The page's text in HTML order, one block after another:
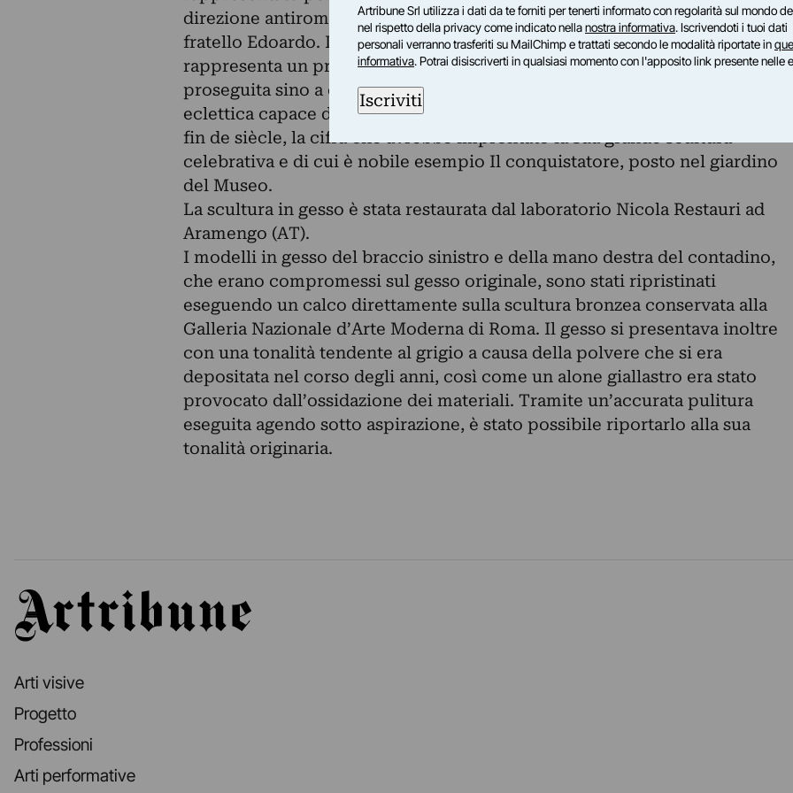
direzione antiromantica, in stretto parallelo con le scelte letterarie del
fratello Edoardo. In questa prospettiva il modello conservato alla GAM
rappresenta un primo, originale esito di una ricerca che sarebbe
proseguita sino a condurre lo scultore a maturare una peculiare cultura
eclettica capace di coniugare un colto storicismo con le eleganti cadenze
fin de siècle, la cifra che avrebbe improntato la sua grande scultura
celebrativa e di cui è nobile esempio Il conquistatore, posto nel giardino
del Museo.
La scultura in gesso è stata restaurata dal laboratorio Nicola Restauri ad
Aramengo (AT).
I modelli in gesso del braccio sinistro e della mano destra del contadino,
che erano compromessi sul gesso originale, sono stati ripristinati
eseguendo un calco direttamente sulla scultura bronzea conservata alla
Galleria Nazionale d’Arte Moderna di Roma. Il gesso si presentava inoltre
con una tonalità tendente al grigio a causa della polvere che si era
depositata nel corso degli anni, così come un alone giallastro era stato
provocato dall’ossidazione dei materiali. Tramite un’accurata pulitura
eseguita agendo sotto aspirazione, è stato possibile riportarlo alla sua
tonalità originaria.
Artribune
Arti visive
Progetto
Professioni
Arti performative
Artribune Srl utilizza i dati da te forniti per tenerti informato con regolarità sul mondo
nel rispetto della privacy come indicato nellanostra informativa. Iscrivendoti i tuoi dati
personali verranno trasferiti su MailChimp e trattati secondo le modalità riportate in
informativa. Potrai disiscriverti in qualsiasi momento con l'apposito link presente nelle
Iscriviti